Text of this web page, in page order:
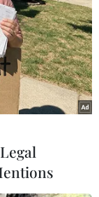
300 cho